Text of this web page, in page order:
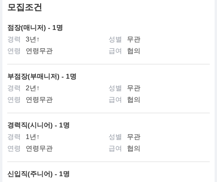
모집조건
점장(매니저) - 1명
경력
3년↑ 성별
무관
연령
연령무관 급여 협의
부점장(부매니저) - 1명
경력
2년↑ 성별
무관
연령
연령무관 급여 협의
경력직(시니어) - 1명
경력
1년↑ 성별
무관
연령
연령무관 급여 협의
신입직(주니어) - 1명